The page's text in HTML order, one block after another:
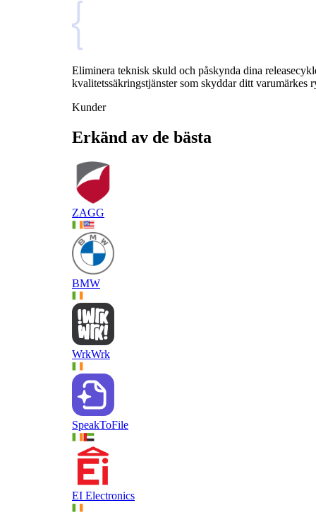
Eliminera teknisk skuld och påskynda dina
kvalitetssäkringstjänster som skyddar ditt varumärkes
Kunder
Erkänd av de bästa
ZAGG
BMW
WrkWrk
SpeakToFile
EI Electronics